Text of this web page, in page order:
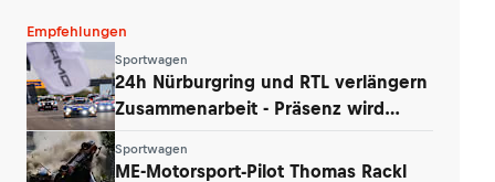
Empfehlungen
Sportwagen
24h Nürburgring und RTL verlängern
Zusammenarbeit - Präsenz wird
Sportwagen
ME-Motorsport-Pilot Thomas Rackl